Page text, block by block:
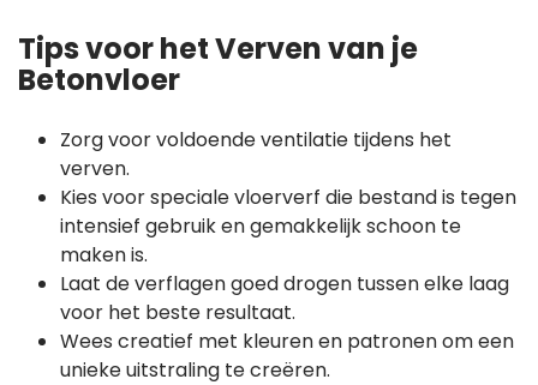
Tips voor het Verven van je
Betonvloer
Zorg voor voldoende ventilatie tijdens het
verven.
Kies voor speciale vloerverf die bestand is tegen
intensief gebruik en gemakkelijk schoon te
maken is.
Laat de verflagen goed drogen tussen elke laag
voor het beste resultaat.
Wees creatief met kleuren en patronen om een
unieke uitstraling te creëren.